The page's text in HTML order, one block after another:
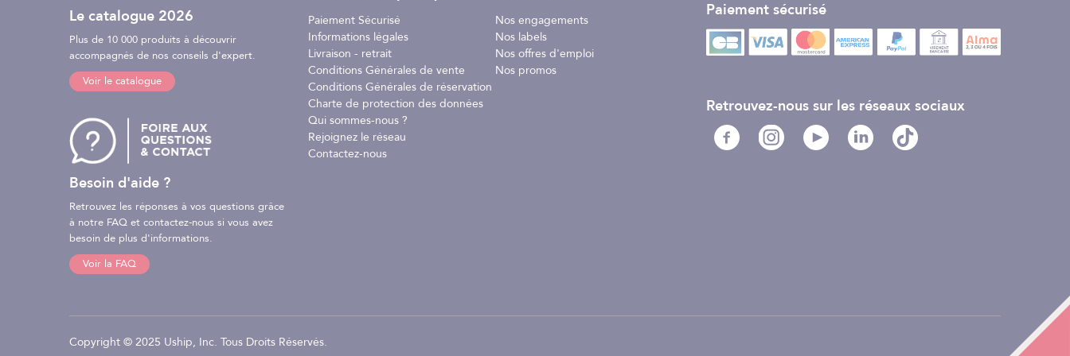
- Son apport de confort à bord
- Sa conception standard afin de couvrir plusieurs marques
- Sa facilité de montage et de démontage
- Son adaptation aux plats-bords grâce à une orientation de + ou- 40°C
- Ses pièces d’articulations adaptées à l’environnement
- Sa fabrication française
Replier le Bi-Summertop en navigation à plus de 20 nœuds. Un entretien régulier est conseillé pour conserver l’esthétisme de votre protection. En hivernage, ranger la toile dans
Caractéristiques :
- 3 arceaux en Aluminium anodisé Ø 28 mm
- Toile acrylique enduite Sunbrella Source : 356g/m²
- Coloris : Fog smoke
- Hauteur du produit : 1.5 m
- Largeur : de 2m10 à 2m30
Le catalogue 2026
Plus de 10 000 produits à découvrir
accompagnés de nos conseils d'expert.
Voir le catalogue
Besoin d'aide ?
Retrouvez les réponses à vos questions grâce
à notre FAQ et contactez-nous si vous avez
besoin de plus d'informations.
Voir la FAQ
Paiement Sécurisé
Informations légales
Livraison - retrait
Conditions Générales de vente
Conditions Générales de réservation
Charte de protection des données
Qui sommes-nous ?
Rejoignez le réseau
Contactez-nous
Nos engagements
Nos labels
Nos offres d'emploi
Nos promos
Paiement sécurisé
Retrouvez-nous sur les réseaux sociaux
Copyright © 2025 Uship, Inc. Tous Droits Réservés.